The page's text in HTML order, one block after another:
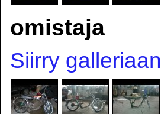
omistaja
Siirry galleriaan